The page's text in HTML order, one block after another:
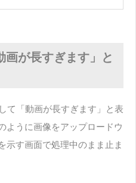
画が長すぎます」と
て「動画が長すぎます」と表
ように画像をアップロードウ
示す画面で処理中のまま止ま